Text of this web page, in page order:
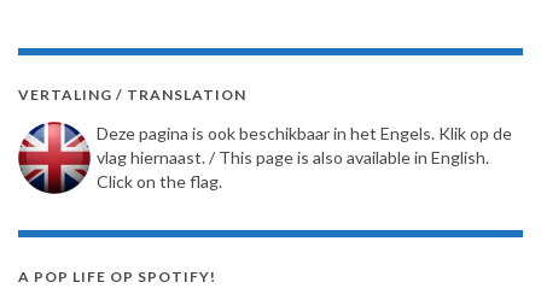
VERTALING / TRANSLATION
Deze pagina is ook beschikbaar in het Engels. Klik op de
vlag hiernaast. / This page is also available in English.
Click on the flag.
A POP LIFE OP SPOTIFY!